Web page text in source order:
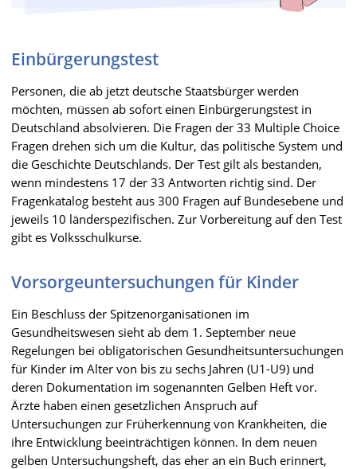
Einbürgerungstest
Personen, die ab jetzt deutsche Staatsbürger werden
möchten, müssen ab sofort einen Einbürgerungstest in
Deutschland absolvieren. Die Fragen der 33 Multiple Choice
Fragen drehen sich um die Kultur, das politische System und
die Geschichte Deutschlands. Der Test gilt als bestanden,
wenn mindestens 17 der 33 Antworten richtig sind. Der
Fragenkatalog besteht aus 300 Fragen auf Bundesebene und
jeweils 10 länderspezifischen. Zur Vorbereitung auf den Test
gibt es Volksschulkurse.
Vorsorgeuntersuchungen für Kinder
Ein Beschluss der Spitzenorganisationen im
Gesundheitswesen sieht ab dem 1. September neue
Regelungen bei obligatorischen Gesundheitsuntersuchungen
für Kinder im Alter von bis zu sechs Jahren (U1-U9) und
deren Dokumentation im sogenannten Gelben Heft vor.
Ärzte haben einen gesetzlichen Anspruch auf
Untersuchungen zur Früherkennung von Krankheiten, die
ihre Entwicklung beeinträchtigen können. In dem neuen
gelben Untersuchungsheft, das eher an ein Buch erinnert,